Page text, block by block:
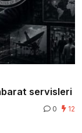
servisleri
0 12